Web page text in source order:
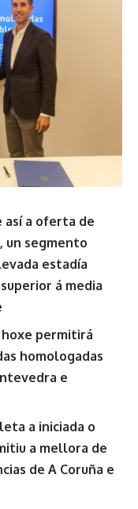
a oferta de
un segmento
estadía
á media
hoxe permitirá
homologadas
e
a iniciada o
a mellora de
de A Coruña e